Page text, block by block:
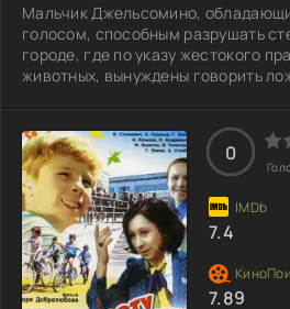
Мальчик Джельсомино,
голосом, способным разрушать
городе, где по указу жестокого
животных, вынуждены говорить
верными друзьями и
покончить с tyranny. Однако в
запретом, даже простые слова
же произойдет, когда
темными тайнами города и его
0
7.4
7.89